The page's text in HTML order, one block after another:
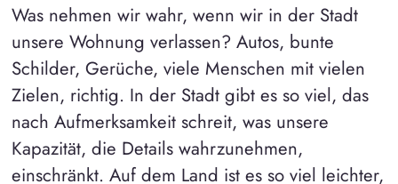
Was nehmen wir wahr, wenn wir in der Stadt
unsere Wohnung verlassen? Autos, bunte
Schilder, Gerüche, viele Menschen mit vielen
Zielen, richtig. In der Stadt gibt es so viel, das
nach Aufmerksamkeit schreit, was unsere
Kapazität, die Details wahrzunehmen,
einschränkt. Auf dem Land ist es so viel leichter,